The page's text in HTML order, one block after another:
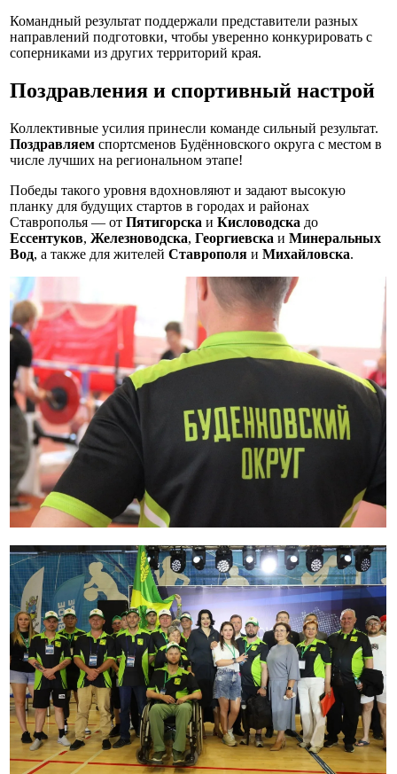
Командный результат поддержали представители разных
направлений подготовки, чтобы уверенно конкурировать с
соперниками из других территорий края.
Поздравления и спортивный настрой
Коллективные усилия принесли команде сильный результат.
Поздравляем спортсменов Будённовского округа с местом в
числе лучших на региональном этапе!
Победы такого уровня вдохновляют и задают высокую
планку для будущих стартов в городах и районах
Ставрополья — от Пятигорска и Кисловодска до
Ессентуков, Железноводска, Георгиевска и Минеральных
Вод, а также для жителей Ставрополя и Михайловска.